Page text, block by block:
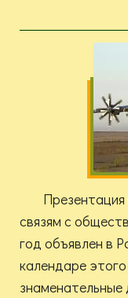
связям с
год объявлен в
календаре